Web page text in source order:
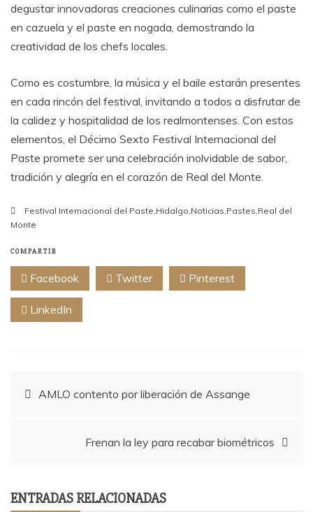
degustar innovadoras creaciones culinarias como el paste
en cazuela y el paste en nogada, demostrando la
creatividad de los chefs locales.
Como es costumbre, la música y el baile estarán presentes
en cada rincón del festival, invitando a todos a disfrutar de
la calidez y hospitalidad de los realmontenses. Con estos
elementos, el Décimo Sexto Festival Internacional del
Paste promete ser una celebración inolvidable de sabor,
tradición y alegría en el corazón de Real del Monte.
Festival Internacional del Paste Hidalgo Noticias Pastes Real del
Monte
COMPARTIR
Facebook Twitter Pinterest
LinkedIn
Navegación
AMLO contento por liberación de Assange
Frenan la ley para recabar biométricos
ENTRADAS RELACIONADAS